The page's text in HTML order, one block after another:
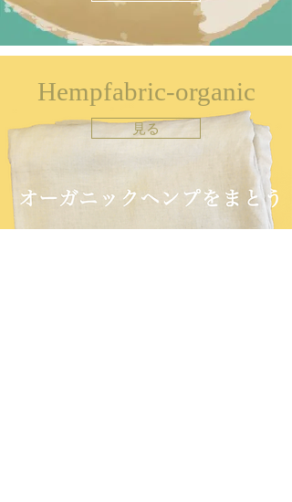
Hempfabric-organic
見る